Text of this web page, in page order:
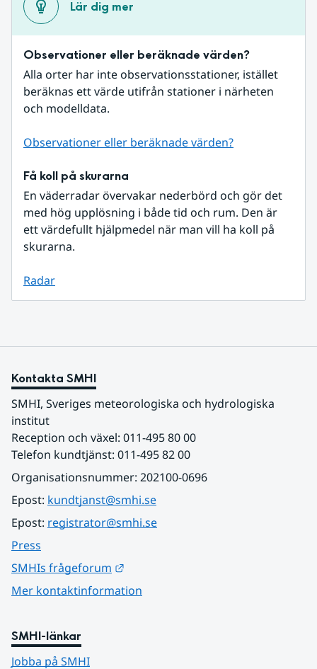
Lär dig mer
Observationer eller beräknade värden?
Alla orter har inte observationsstationer, istället
beräknas ett värde utifrån stationer i närheten
och modelldata.
Observationer eller beräknade värden?
Få koll på skurarna
En väderradar övervakar nederbörd och gör det
med hög upplösning i både tid och rum. Den är
ett värdefullt hjälpmedel när man vill ha koll på
skurarna.
Radar
Kontakta SMHI
SMHI, Sveriges meteorologiska och hydrologiska
institut
Reception och växel: 011-495 80 00
Telefon kundtjänst: 011-495 82 00
Organisationsnummer: 202100-0696
Epost: kundtjanst@smhi.se
Epost: registrator@smhi.se
Press
SMHIs frågeforum
Mer kontaktinformation
SMHI-länkar
Jobba på SMHI